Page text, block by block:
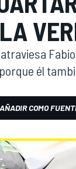
Fabio
él
AÑADIR COMO